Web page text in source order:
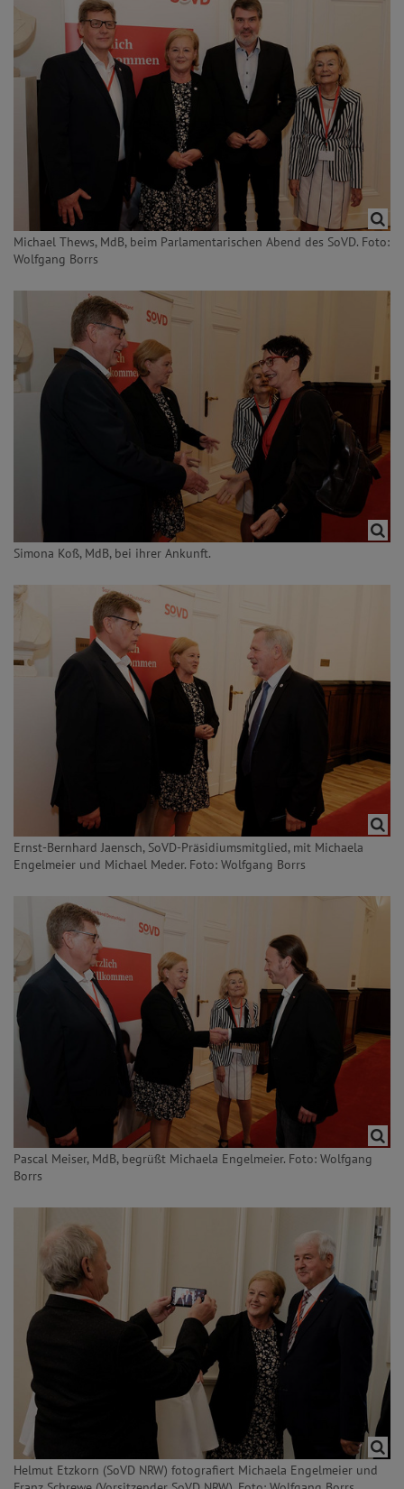
Michael Thews, MdB, beim Parlamentarischen Abend des SoVD. Foto:
Wolfgang Borrs
Simona Koß, MdB, bei ihrer Ankunft.
Ernst-Bernhard Jaensch, SoVD-Präsidiumsmitglied, mit Michaela
Engelmeier und Michael Meder. Foto: Wolfgang Borrs
Pascal Meiser, MdB, begrüßt Michaela Engelmeier. Foto: Wolfgang
Borrs
Helmut Etzkorn (SoVD NRW) fotografiert Michaela Engelmeier und